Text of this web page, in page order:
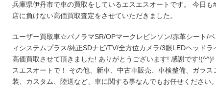
兵庫県伊丹市で車の買取をしているエスエスオートです。 今日
店に負けない高価買取査定をさせていただきました。
ユーザー買取車☆パノラマSR/OPマークレビンソン/赤革シート/
ィシステムプラス/純正SDナビ/TV/全方位カメラ/3眼LEDヘッド
高価買取させて頂きました! ありがとうございます! 感謝です
スエスオートで！ その他、新車、中古車販売、車検整備、ガラ
装、カスタム、陸送など、車に関する事なんでもお任せください。